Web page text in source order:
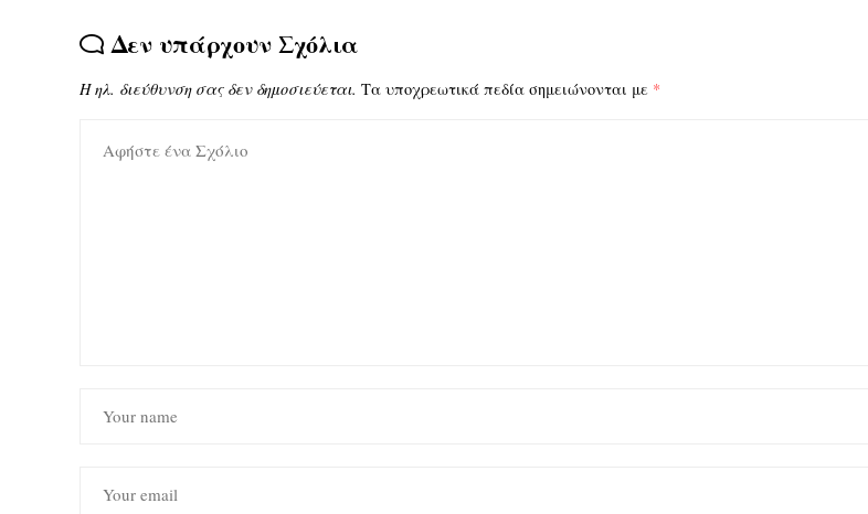
Δεν υπάρχουν Σχόλια
Η ηλ. διεύθυνση σας δεν δημοσιεύεται. Τα υποχρεωτικά πεδία σημειώνονται με *